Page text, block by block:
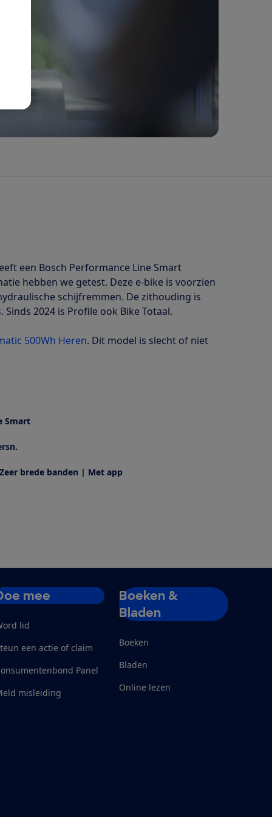
een Bosch Performance Line Smart
hebben we getest. Deze e-bike is voorzien
schijfremmen. De zithouding is
2024 is Profile ook Bike Totaal.
500Wh Heren. Dit model is slecht of niet
Smart
brede banden | Met app
mee
lid
een actie of claim
Panel
misleiding
Boeken &
Bladen
Boeken
Bladen
Online lezen